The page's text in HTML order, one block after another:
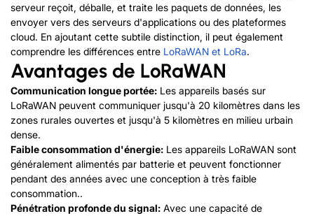
serveur reçoit, déballe, et traite les paquets de données, les
envoyer vers des serveurs d'applications ou des plateformes
cloud. En ajoutant cette subtile distinction, il peut également
comprendre les différences entre LoRaWAN et LoRa.
Avantages de LoRaWAN
Communication longue portée: Les appareils basés sur
LoRaWAN peuvent communiquer jusqu'à 20 kilomètres dans les
zones rurales ouvertes et jusqu'à 5 kilomètres en milieu urbain
dense.
Faible consommation d'énergie: Les appareils LoRaWAN sont
généralement alimentés par batterie et peuvent fonctionner
pendant des années avec une conception à très faible
consommation..
Pénétration profonde du signal: Avec une capacité de